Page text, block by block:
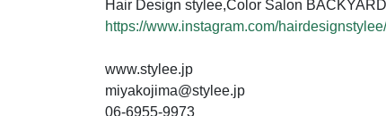
Hair Design stylee,Color Salon
https://www.instagram.com/hairdesignstylee/
www.stylee.jp
miyakojima@stylee.jp
06-6955-9973